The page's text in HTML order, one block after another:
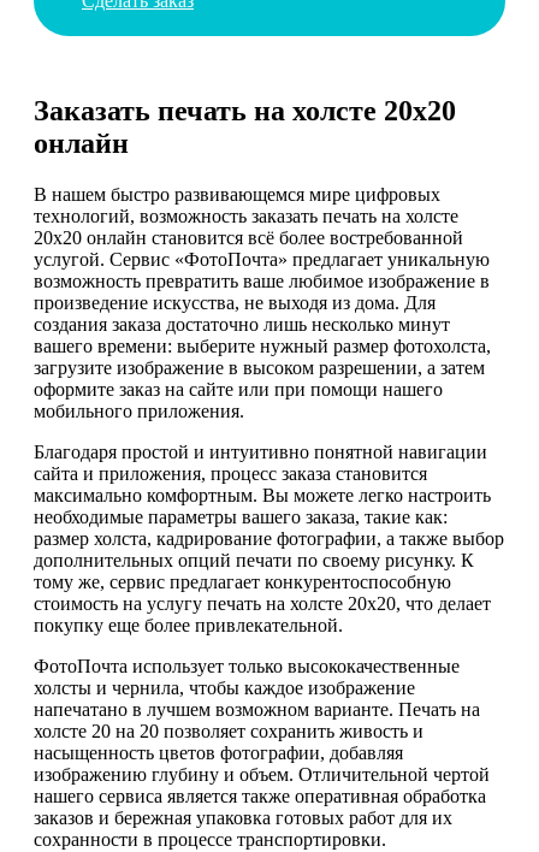
Заказать печать на холсте 20х20
онлайн
В нашем быстро развивающемся мире цифровых
технологий, возможность заказать печать на холсте
20х20 онлайн становится всё более востребованной
услугой. Сервис «ФотоПочта» предлагает уникальную
возможность превратить ваше любимое изображение в
произведение искусства, не выходя из дома. Для
создания заказа достаточно лишь несколько минут
вашего времени: выберите нужный размер фотохолста,
загрузите изображение в высоком разрешении, а затем
оформите заказ на сайте или при помощи нашего
мобильного приложения.
Благодаря простой и интуитивно понятной навигации
сайта и приложения, процесс заказа становится
максимально комфортным. Вы можете легко настроить
необходимые параметры вашего заказа, такие как:
размер холста, кадрирование фотографии, а также выбор
дополнительных опций печати по своему рисунку. К
тому же, сервис предлагает конкурентоспособную
стоимость на услугу печать на холсте 20х20, что делает
покупку еще более привлекательной.
ФотоПочта использует только высококачественные
холсты и чернила, чтобы каждое изображение
напечатано в лучшем возможном варианте. Печать на
холсте 20 на 20 позволяет сохранить живость и
насыщенность цветов фотографии, добавляя
изображению глубину и объем. Отличительной чертой
нашего сервиса является также оперативная обработка
заказов и бережная упаковка готовых работ для их
сохранности в процессе транспортировки.